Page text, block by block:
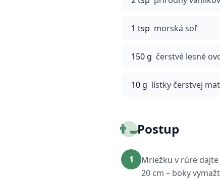
1 tsp morská soľ
150 g čerstvé lesné
10 g lístky čerstvej
👨‍🍳Postup
1
Mriežku v rúre
20 cm – boky